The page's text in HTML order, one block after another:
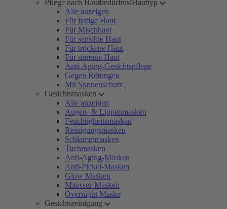
Pflege nach Hautbedürfnis/Hauttyp
Alle anzeigen
Für fettige Haut
Für Mischhaut
Für sensible Haut
Für trockene Haut
Für unreine Haut
Anti-Aging-Gesichtspflege
Gegen Rötungen
Mit Sonnenschutz
Gesichtsmasken
Alle anzeigen
Augen- & Lippenmasken
Feuchtigkeitsmasken
Reinigungsmasken
Schlammmasken
Tuchmasken
Anti-Aging-Masken
Anti-Pickel-Masken
Glow Masken
Mitesser-Masken
Overnight Maske
Gesichtsreinigung